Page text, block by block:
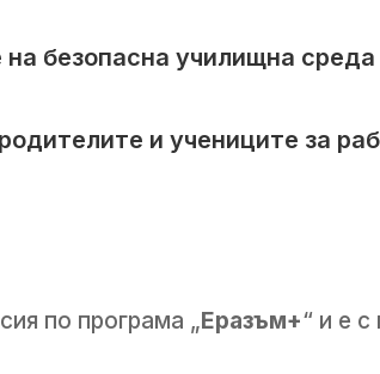
безопасна училищна среда
и учениците за
по програма „Еразъм+“ и е